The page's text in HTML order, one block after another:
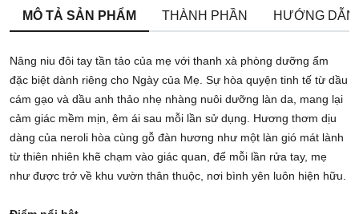
MÔ TẢ SẢN PHẨM THÀNH PHẦN HƯỚNG
Nâng niu đôi tay tần tảo của mẹ với thanh xà phòng dưỡng ẩm
đặc biệt dành riêng cho Ngày của Mẹ. Sự hòa quyện tinh tế từ dầu
cám gạo và dầu anh thảo nhẹ nhàng nuôi dưỡng làn da, mang lại
cảm giác mềm mịn, êm ái sau mỗi lần sử dụng. Hương thơm dịu
dàng của neroli hòa cùng gỗ đàn hương như một làn gió mát lành
từ thiên nhiên khẽ chạm vào giác quan, để mỗi lần rửa tay, mẹ
như được trở về khu vườn thân thuộc, nơi bình yên luôn hiện hữu.